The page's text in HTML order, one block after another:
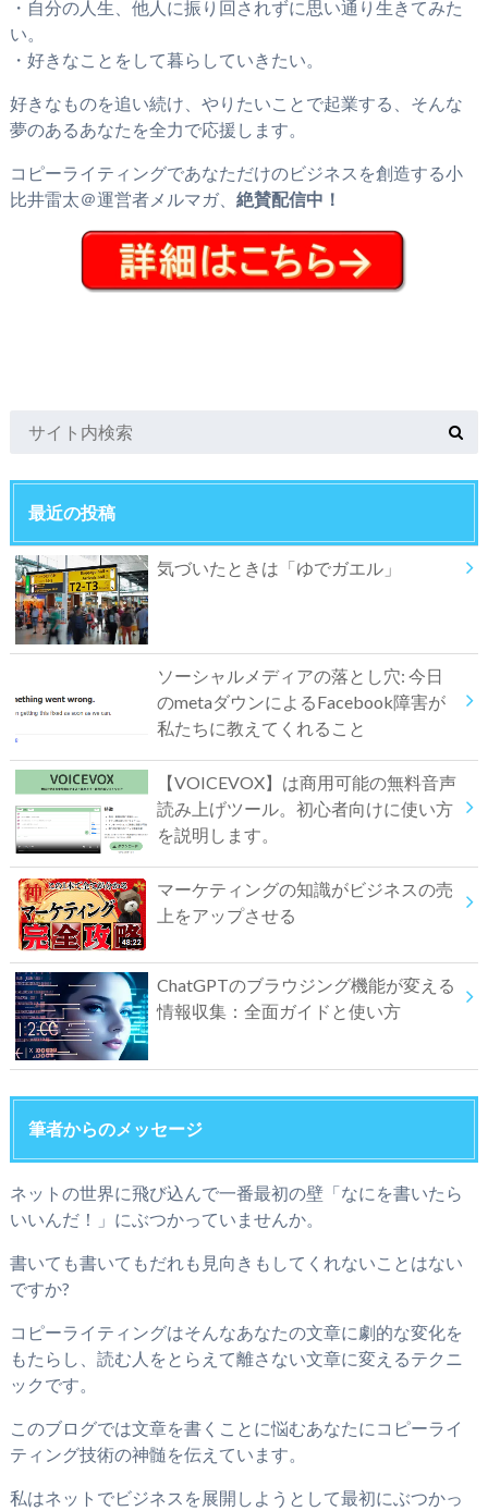
・自分の人生、他人に振り回されずに思い通り生きてみた
い。
・好きなことをして暮らしていきたい。
好きなものを追い続け、やりたいことで起業する、そんな
夢のあるあなたを全力で応援します。
コピーライティングであなただけのビジネスを創造する小
比井雷太＠運営者メルマガ、 絶賛配信中！
最近の投稿
気づいたときは「ゆでガエル」
ソーシャルメディアの落とし穴: 今日
のmetaダウンによるFacebook障害が
私たちに教えてくれること
【VOICEVOX】は商用可能の無料音声
読み上げツール。初心者向けに使い方
を説明します。
マーケティングの知識がビジネスの売
上をアップさせる
ChatGPTのブラウジング機能が変える
情報収集：全面ガイドと使い方
筆者からのメッセージ
ネットの世界に飛び込んで一番最初の壁「なにを書いたら
いいんだ！」にぶつかっていませんか。
書いても書いてもだれも見向きもしてくれないことはない
ですか?
コピーライティングはそんなあなたの文章に劇的な変化を
もたらし、読む人をとらえて離さない文章に変えるテクニ
ックです。
このブログでは文章を書くことに悩むあなたにコピーライ
ティング技術の神髄を伝えています。
私はネットでビジネスを展開しようとして最初にぶつかっ